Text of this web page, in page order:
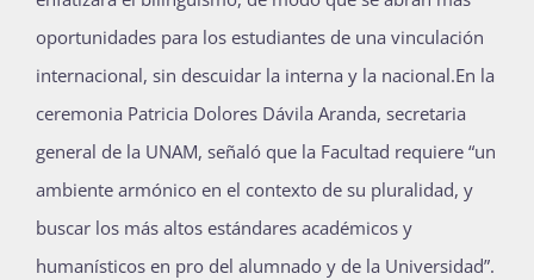
oportunidades para los estudiantes de una vinculación
internacional, sin descuidar la interna y la nacional.En la
ceremonia Patricia Dolores Dávila Aranda, secretaria
general de la UNAM, señaló que la Facultad requiere “un
ambiente armónico en el contexto de su pluralidad, y
buscar los más altos estándares académicos y
humanísticos en pro del alumnado y de la Universidad”.